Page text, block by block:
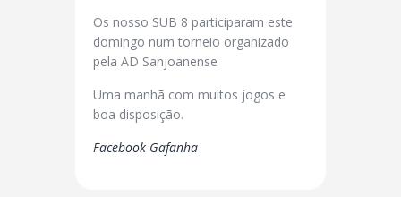
Os nosso SUB 8 participaram este
domingo num torneio organizado
pela AD Sanjoanense
Uma manhã com muitos jogos e
boa disposição.
Facebook Gafanha